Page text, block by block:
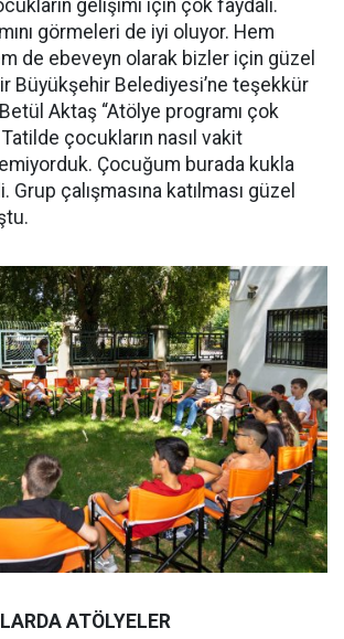
gelişimi için çok faydalı.
görmeleri de iyi oluyor. Hem
de ebeveyn olarak bizler için güzel
Büyükşehir Belediyesi’ne teşekkür
Aktaş “Atölye programı çok
çocukların nasıl vakit
Çocuğum burada kukla
Grup çalışmasına katılması güzel
ATÖLYELER